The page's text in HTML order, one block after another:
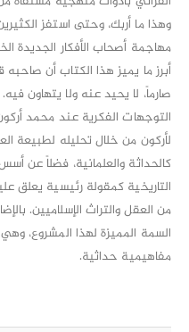
وهذا ما أربك، وحتى استفز
مهاجمة أصحاب الأفكار الجديدة
أبرز ما يميز هذا الكتاب أن
صارماً، لا يحيد عنه ولا يتهاون
التوجهات الفكرية عند محمد
لأركون من خلال تحليله لطبيعة
كالحداثة والعلمانية، فضلاً عن
التاريخية كمقولة رئيسية يعلق
من العقل والتراث الإسلاميين.
السمة المميزة لهذا المشروع،
مفاهيمية حداثية.